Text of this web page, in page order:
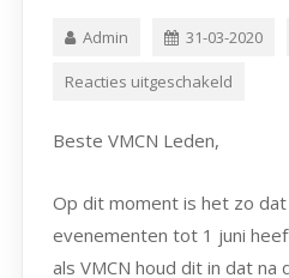
Admin 31-03-2020
Reacties uitgeschakeld
Beste VMCN Leden,
Op dit moment is het zo
evenementen tot 1 juni
als VMCN houd dit in dat na